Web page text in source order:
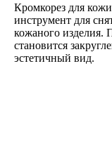
Кромкорез для
инструмент для
кожаного изделия.
становится
эстетичный вид.